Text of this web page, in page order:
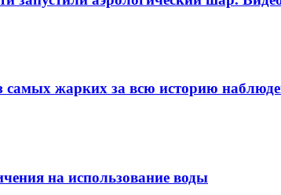
самых жарких за всю историю
на использование воды